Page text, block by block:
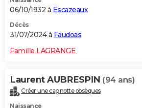
06/10/1932 à Escazeaux
Décès
31/07/2024 à Faudoas
Famille LAGRANGE
Laurent AUBRESPIN (94 ans)
Créer une cagnotte obsèques
Naissance